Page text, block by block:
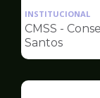
INSTITUCIONAL
CMSS -
Santos